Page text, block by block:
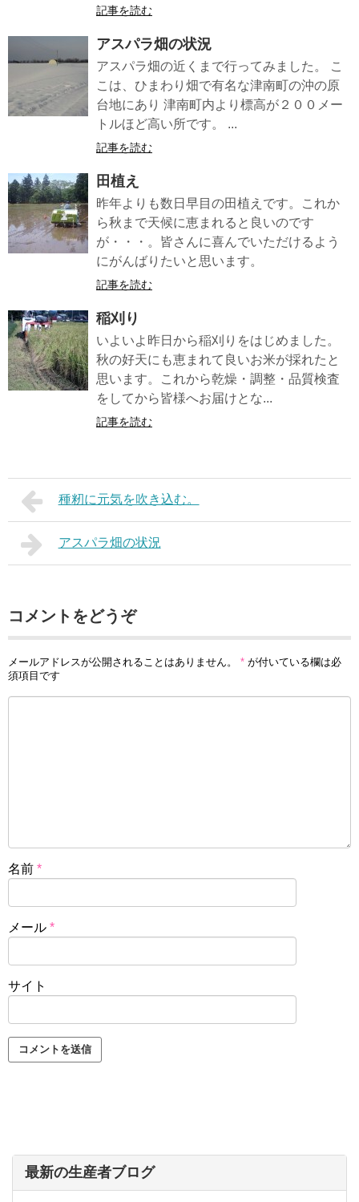
記事を読む
アスパラ畑の状況
アスパラ畑の近くまで行ってみました。 こ
こは、ひまわり畑で有名な津南町の沖の原
台地にあり 津南町内より標高が２００メー
トルほど高い所です。 ...
記事を読む
田植え
昨年よりも数日早目の田植えです。これか
ら秋まで天候に恵まれると良いのです
が・・・。皆さんに喜んでいただけるよう
にがんばりたいと思います。
記事を読む
稲刈り
いよいよ昨日から稲刈りをはじめました。
秋の好天にも恵まれて良いお米が採れたと
思います。これから乾燥・調整・品質検査
をしてから皆様へお届けとな...
記事を読む
種籾に元気を吹き込む。
アスパラ畑の状況
コメントをどうぞ
メールアドレスが公開されることはありません。 * が付いている欄は必
須項目です
名前 *
メール *
サイト
最新の生産者ブログ